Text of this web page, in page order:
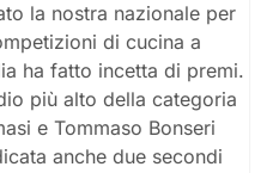
la nostra nazionale per
di cucina a
ha fatto incetta di premi.
più alto della categoria
e Tommaso Bonseri
anche due secondi